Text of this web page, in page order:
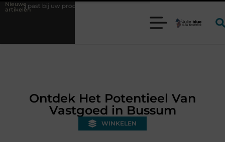
Nieuwe
artikelen Wat is een bonded warehouse in Nederland en
Ontdek Het Potentieel Van
Vastgoed in Bussum
WINKELEN